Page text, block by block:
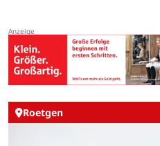
Roetgen